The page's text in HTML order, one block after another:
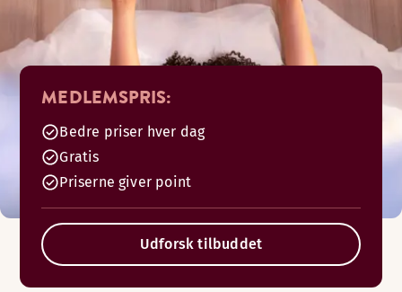
MEDLEMSPRIS:
Bedre priser hver dag
Gratis
Priserne giver point
Udforsk tilbuddet